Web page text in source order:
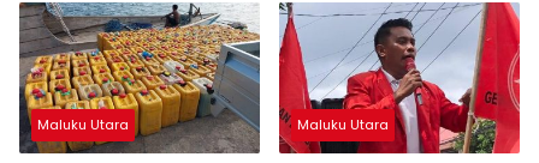
Maluku Utara Maluku Utara